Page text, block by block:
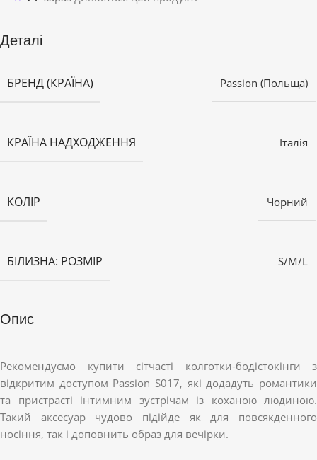
Деталі
БРЕНД (КРАЇНА) Passion (Польща)
КРАЇНА НАДХОДЖЕННЯ Італія
КОЛІР Чорний
БІЛИЗНА: РОЗМІР S/M/L
Опис
Рекомендуємо купити сітчасті колготки-бодістокінги з
відкритим доступом Passion S017, які додадуть романтики
та пристрасті інтимним зустрічам із коханою людиною.
Такий аксесуар чудово підійде як для повсякденного
носіння, так і доповнить образ для вечірки.